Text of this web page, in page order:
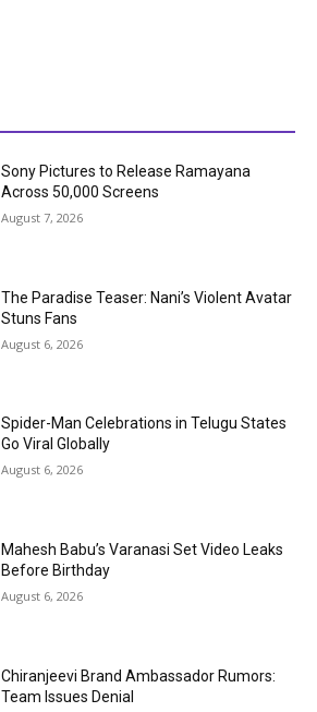
Sony Pictures to Release Ramayana
Across 50,000 Screens
August 7, 2026
The Paradise Teaser: Nani’s Violent Avatar
Stuns Fans
August 6, 2026
Spider-Man Celebrations in Telugu States
Go Viral Globally
August 6, 2026
Mahesh Babu’s Varanasi Set Video Leaks
Before Birthday
August 6, 2026
Chiranjeevi Brand Ambassador Rumors:
Team Issues Denial